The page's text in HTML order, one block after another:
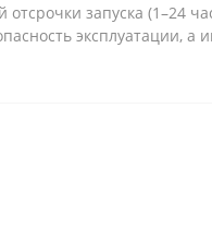
запуска (1–24
эксплуатации,